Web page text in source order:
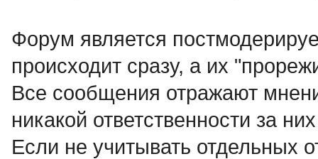
Форум является
происходит сразу, а их
Все сообщения отражают
никакой ответственности за
Если не учитывать отдельных